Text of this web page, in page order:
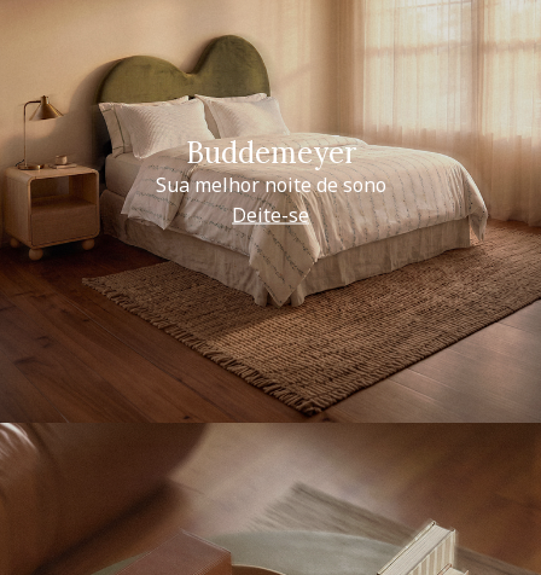
Buddemeyer
Sua melhor noite de sono
Deite-se